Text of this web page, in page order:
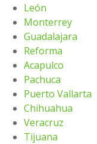
León
Monterrey
Guadalajara
Reforma
Acapulco
Pachuca
Puerto Vallarta
Chihuahua
Veracruz
Tijuana